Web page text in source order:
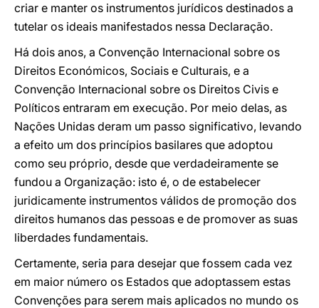
criar e manter os instrumentos jurídicos destinados a
tutelar os ideais manifestados nessa Declaração.
Há dois anos, a Convenção Internacional sobre os
Direitos Económicos, Sociais e Culturais, e a
Convenção Internacional sobre os Direitos Civis e
Políticos entraram em execução. Por meio delas, as
Nações Unidas deram um passo significativo, levando
a efeito um dos princípios basilares que adoptou
como seu próprio, desde que verdadeiramente se
fundou a Organização: isto é, o de estabelecer
juridicamente instrumentos válidos de promoção dos
direitos humanos das pessoas e de promover as suas
liberdades fundamentais.
Certamente, seria para desejar que fossem cada vez
em maior número os Estados que adoptassem estas
Convenções para serem mais aplicados no mundo os